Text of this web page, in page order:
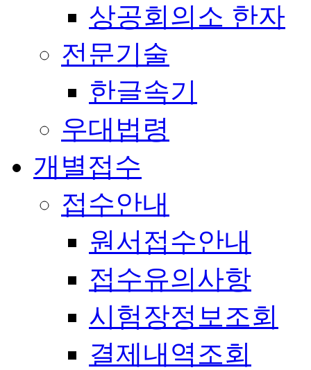
상공회의소 한자
전문기술
한글속기
우대법령
개별접수
접수안내
원서접수안내
접수유의사항
시험장정보조회
결제내역조회